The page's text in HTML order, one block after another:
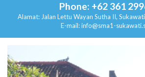
Phone: +62 361
Alamat: Jalan Lettu Wayan Sutha II, Sukawati
E-mail: info@sma1-